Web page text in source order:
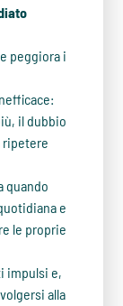
peggiora i
il dubbio
ripetere
quando
e
le proprie
impulsi e,
alla